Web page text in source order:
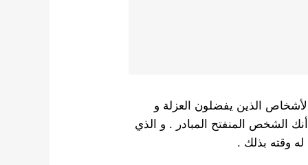
الذين يفضلون العزلة و
الشخص المنفتح المبادر . و الذي
وقته بذلك .